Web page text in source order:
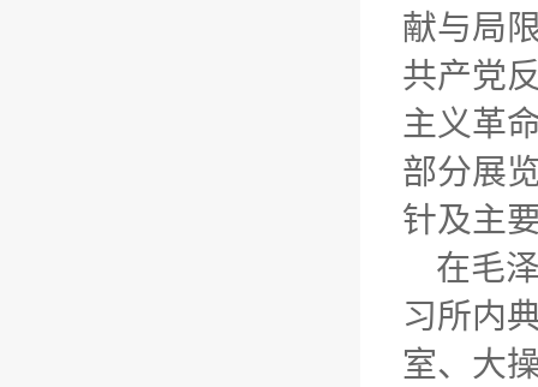
献与局
共产党
主义革
部分展
针及主
在毛
习所内
室、大